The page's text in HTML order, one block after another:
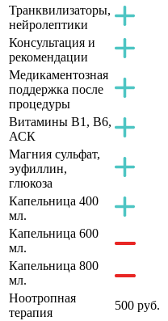
Транквилизаторы,
нейролептики
Консультация и
рекомендации
Медикаментозная
поддержка после
процедуры
Витамины B1, B6,
АСК
Магния сульфат,
эуфиллин,
глюкоза
Капельница 400
мл.
Капельница 600
мл.
Капельница 800
мл.
Ноотропная
терапия
500 руб.